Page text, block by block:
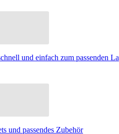
und einfach zum passenden
und passendes Zubehör